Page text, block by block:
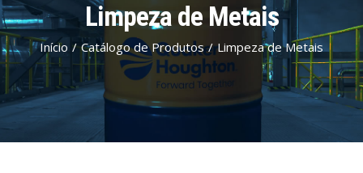
Limpeza de Metais
Início / Catálogo de Produtos / Limpeza de Metais